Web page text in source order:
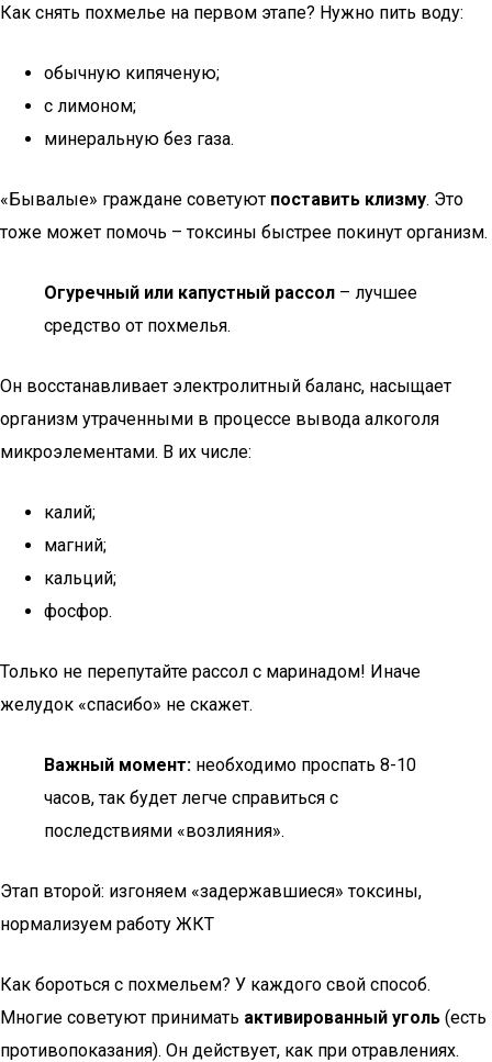
Как снять похмелье на первом этапе? Нужно пить воду:
обычную кипяченую;
с лимоном;
минеральную без газа.
«Бывалые» граждане советуют поставить клизму. Это
тоже может помочь – токсины быстрее покинут организм.
Огуречный или капустный рассол – лучшее
средство от похмелья.
Он восстанавливает электролитный баланс, насыщает
организм утраченными в процессе вывода алкоголя
микроэлементами. В их числе:
калий;
магний;
кальций;
фосфор.
Только не перепутайте рассол с маринадом! Иначе
желудок «спасибо» не скажет.
Важный момент: необходимо проспать 8-10
часов, так будет легче справиться с
последствиями «возлияния».
Этап второй: изгоняем «задержавшиеся» токсины,
нормализуем работу ЖКТ
Как бороться с похмельем? У каждого свой способ.
Многие советуют принимать активированный уголь (есть
противопоказания). Он действует, как при отравлениях.